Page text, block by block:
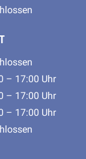
– 17:00 Uhr
– 17:00 Uhr
– 17:00 Uhr